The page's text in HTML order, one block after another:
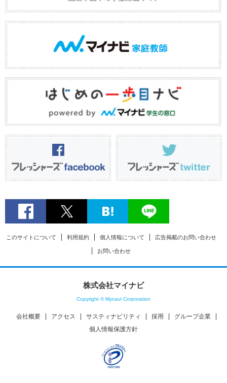
このサイトについて 利用規約 個人情報について 広告掲載のお問い合わせ
お問い合わせ
株式会社マイナビ
Copyright © Mynavi Corporation
会社概要 アクセス サスティナビリティ 採用
グループ企業
個人情報保護方針